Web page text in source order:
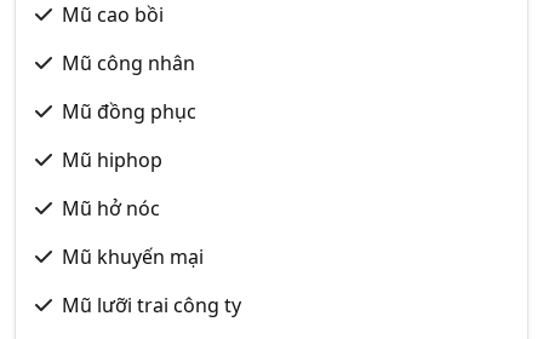
Mũ cao bồi
Mũ công nhân
Mũ đồng phục
Mũ hiphop
Mũ hở nóc
Mũ khuyến mại
Mũ lưỡi trai công ty